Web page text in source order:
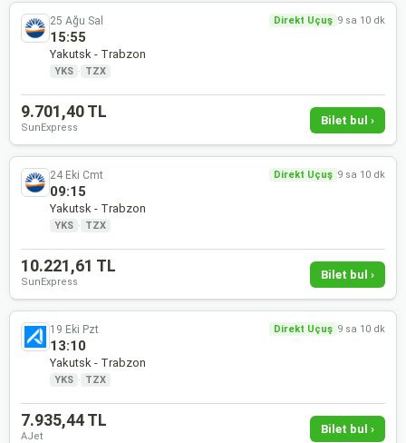
25 Ağu Sal Direkt Uçuş 9 sa 10 dk
15:55
Yakutsk - Trabzon
YKS · TZX
9.701,40 TL
SunExpress
Bilet bul ›
24 Eki Cmt Direkt Uçuş 9 sa 10 dk
09:15
Yakutsk - Trabzon
YKS · TZX
10.221,61 TL
SunExpress
Bilet bul ›
19 Eki Pzt Direkt Uçuş 9 sa 10 dk
13:10
Yakutsk - Trabzon
YKS · TZX
7.935,44 TL
AJet
Bilet bul ›